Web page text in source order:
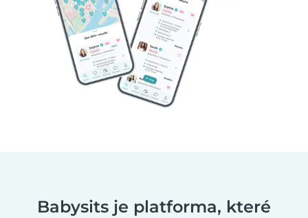
Babysits je platforma, které